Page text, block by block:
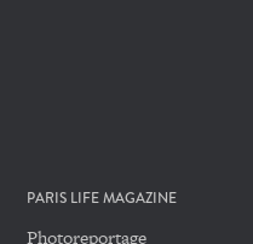
PARIS LIFE MAGAZINE
Photoreportage